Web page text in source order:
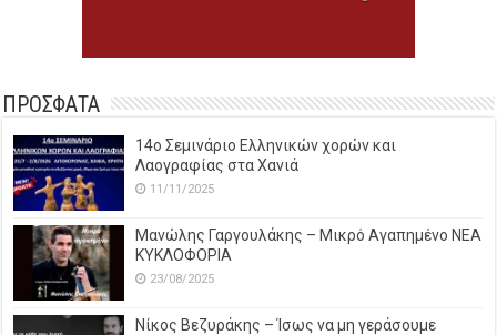
ΠΡΟΣΦΑΤΑ
14o Σεμινάριο Ελληνικών χορών και
Λαογραφίας στα Χανιά
11/11/2025
Μανώλης Γαργουλάκης – Μικρό Αγαπημένο NEΑ
ΚΥΚΛΟΦΟΡΙΑ
23/08/2025
Νίκος Βεζυράκης – Ίσως να μη γεράσουμε